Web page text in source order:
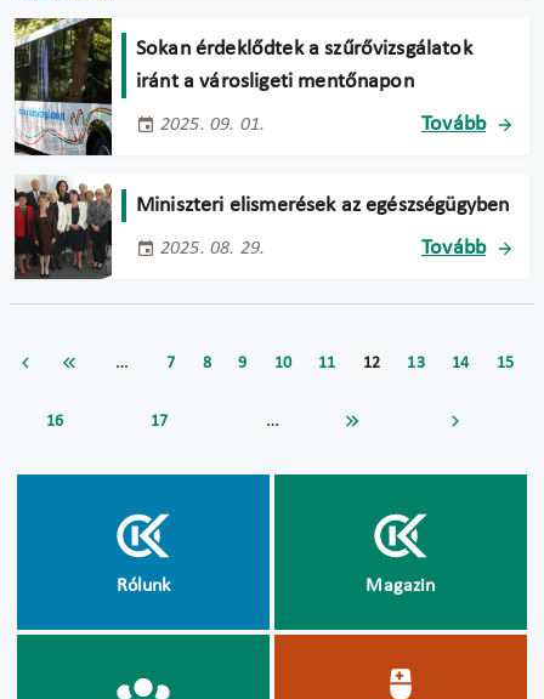
Sokan érdeklődtek a szűrővizsgálatok
iránt a városligeti mentőnapon
2025. 09. 01. Tovább
Miniszteri elismerések az egészségügyben
2025. 08. 29. Tovább
… 7 8 9 10 11 12 13 14 15
16 17 …
Rólunk Magazin